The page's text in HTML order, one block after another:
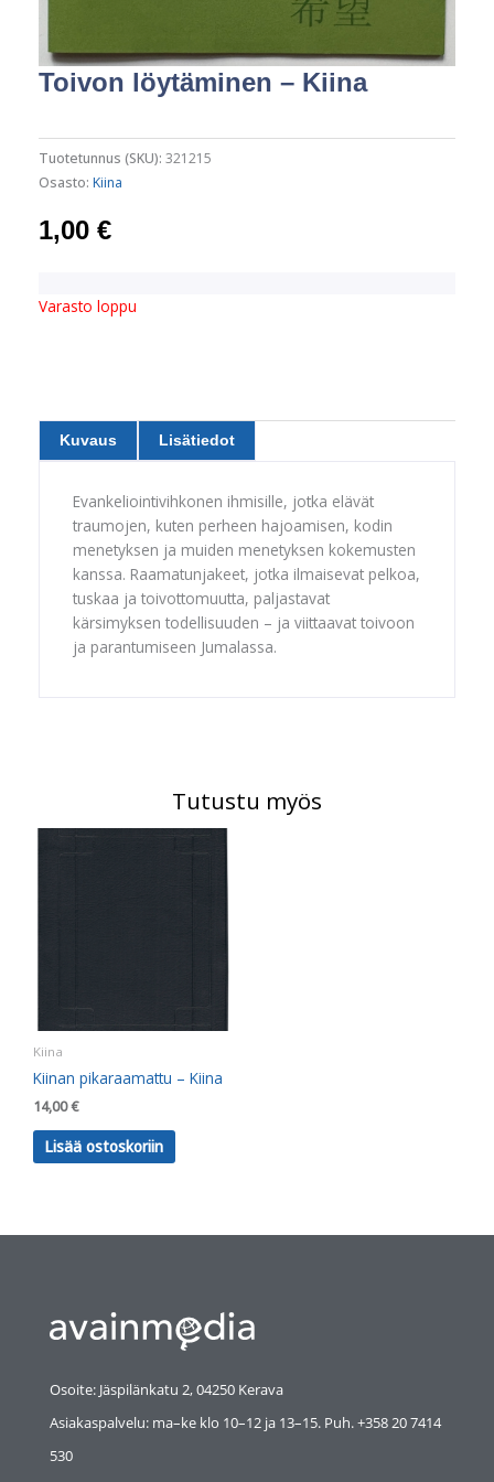
Toivon löytäminen – Kiina
Tuotetunnus (SKU): 321215
Osasto: Kiina
1,00 €
Varasto loppu
Kuvaus Lisätiedot
Evankeliointivihkonen ihmisille, jotka elävät
traumojen, kuten perheen hajoamisen, kodin
menetyksen ja muiden menetyksen kokemusten
kanssa. Raamatunjakeet, jotka ilmaisevat pelkoa,
tuskaa ja toivottomuutta, paljastavat
kärsimyksen todellisuuden – ja viittaavat toivoon
ja parantumiseen Jumalassa.
Tutustu myös
Kiina
Kiinan pikaraamattu – Kiina
14,00€
Lisää ostoskoriin
Osoite: Jäspilänkatu 2, 04250 Kerava
Asiakaspalvelu: ma–ke klo 10–12 ja 13–15. Puh. +358 20 7414
530